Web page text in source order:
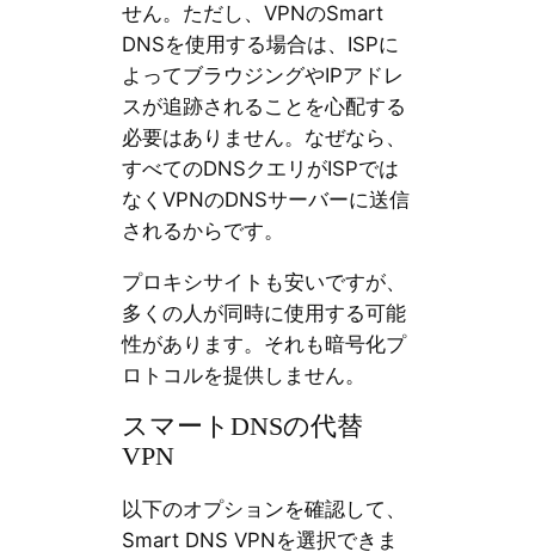
せん。ただし、VPNのSmart
DNSを使用する場合は、ISPに
よってブラウジングやIPアドレ
スが追跡されることを心配する
必要はありません。なぜなら、
すべてのDNSクエリがISPでは
なくVPNのDNSサーバーに送信
されるからです。
プロキシサイトも安いですが、
多くの人が同時に使用する可能
性があります。それも暗号化プ
ロトコルを提供しません。
スマートDNSの代替
VPN
以下のオプションを確認して、
Smart DNS VPNを選択できま